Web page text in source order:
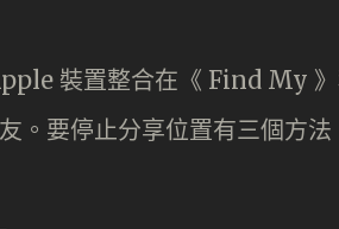
裝置整合在《 Find My
。要停止分享位置有三個方法